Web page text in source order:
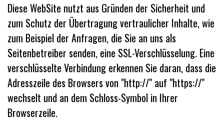
Diese WebSite nutzt aus Gründen der Sicherheit und
zum Schutz der Übertragung vertraulicher Inhalte, wie
zum Beispiel der Anfragen, die Sie an uns als
Seitenbetreiber senden, eine SSL-Verschlüsselung. Eine
verschlüsselte Verbindung erkennen Sie daran, dass die
Adresszeile des Browsers von "http://" auf "https://"
wechselt und an dem Schloss-Symbol in Ihrer
Browserzeile.